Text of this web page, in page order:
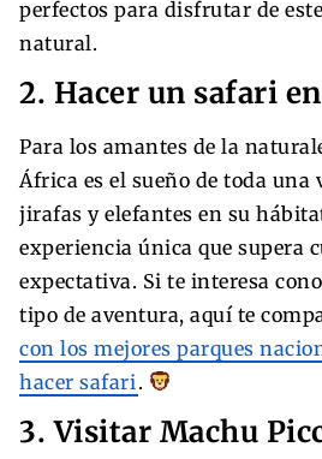
perfectos para disfrutar de
natural.
2. Hacer un safari
Para los amantes de la
África es el sueño de toda una
jirafas y elefantes en su
experiencia única que supera
expectativa. Si te interesa
tipo de aventura, aquí te
con los mejores parques
hacer safari .
3. Visitar Machu